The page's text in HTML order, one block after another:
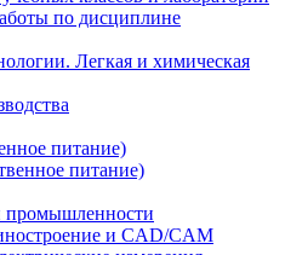
по дисциплине
Легкая и химическая
питание)
питание)
промышленности
и CAD/CAM